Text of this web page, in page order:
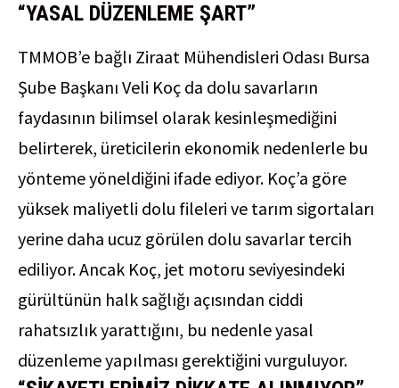
“YASAL DÜZENLEME ŞART”
TMMOB’e bağlı Ziraat Mühendisleri Odası Bursa
Şube Başkanı Veli Koç da dolu savarların
faydasının bilimsel olarak kesinleşmediğini
belirterek, üreticilerin ekonomik nedenlerle bu
yönteme yöneldiğini ifade ediyor. Koç’a göre
yüksek maliyetli dolu fileleri ve tarım sigortaları
yerine daha ucuz görülen dolu savarlar tercih
ediliyor. Ancak Koç, jet motoru seviyesindeki
gürültünün halk sağlığı açısından ciddi
rahatsızlık yarattığını, bu nedenle yasal
düzenleme yapılması gerektiğini vurguluyor.